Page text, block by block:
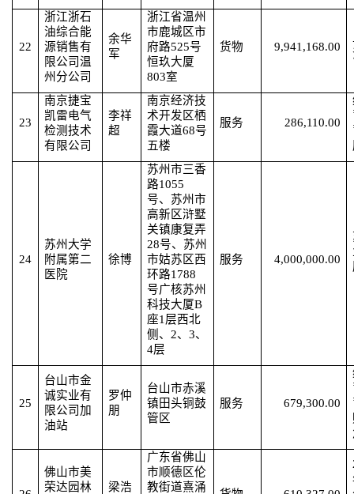
22
浙江浙石
油综合能
源销售有
限公司温
州分公司
余华
军
浙江省温州
市鹿城区市
府路525号
恒玖大厦
803室
货物 9,941,168.00
23
南京捷宝
凯雷电气
检测技术
有限公司
李祥
超
南京经济技
术开发区栖
霞大道68号
五楼
服务 286,110.00
24
苏州大学
附属第二
医院
徐博
苏州市三香
路1055
号、苏州市
高新区浒墅
关镇康复弄
28号、苏州
市姑苏区西
环路1788
号广核苏州
科技大厦B
座1层西北
侧、2、3、
4层
服务 4,000,000.00
25
台山市金
诚实业有
限公司加
油站
罗仲
朋
台山市赤溪
镇田头铜鼓
管区
服务 679,300.00
佛山市美
荣达园林
梁浩
广东省佛山
市顺德区伦
教街道熹涌